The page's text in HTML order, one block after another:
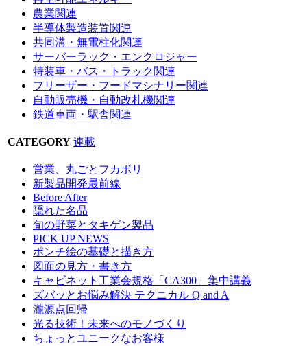
農業関連
半導体製造装置関連
共同溝・無電柱化関連
サーバーラック・エンクロジャー
特装車・バス・トラック関連
フリーザー・フードマシナリー関連
自動販売機・自動改札機関連
鉄道車両・駅舎関連
CATEGORY 連載
営業、丸ごとフカボリ
新製品開発最前線
Before After
隠れた名品
旬の野菜とタキゲン製品
PICK UP NEWS
ポンチ絵の基礎と描き方
図面の見方・書き方
キャビネット工業会規格「CA300」集中講義
ズバッとお悩み解決 テクニカル Q and A
瀧源点回帰
光る技術！未来へのモノづくり
ちょっとユニークなお客様